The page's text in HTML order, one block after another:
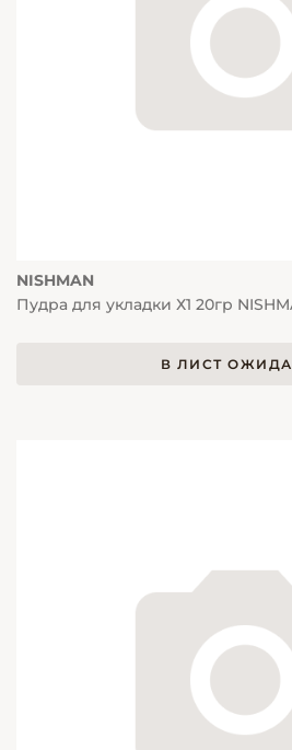
NISHMAN
Пудра для укладки Х1 20гр
В ЛИСТ